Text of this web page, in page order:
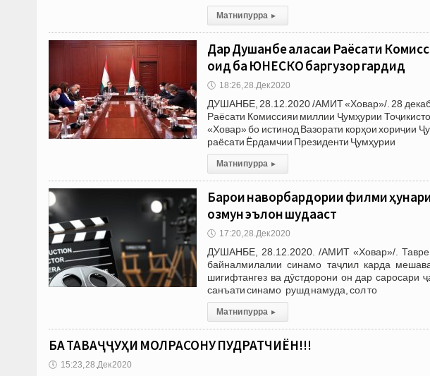
Матни пурра ▸
Дар Душанбе ҷаласаи Раёсати
оид ба ЮНЕСКО баргузор гардид
🕔 18:26, 28.Дек 2020
ДУШАНБЕ, 28.12.2020 /АМИТ «Ховар»/. 28
Раёсати Комиссияи миллии Ҷумҳурии
«Ховар» бо истинод Вазорати корҳои хориҷии
раёсати Ёрдамчии Президенти Ҷумҳурии
Матни пурра ▸
Барои наворбардории филми
озмун эълон шудааст
🕔 17:20, 28.Дек 2020
ДУШАНБЕ, 28.12.2020. /АМИТ «Ховар»/. Тавре
байналмилалии синамо таҷлил карда
шигифтангез ва дӯстдорони он дар саросари
санъати синамо рушд намуда, сол то
Матни пурра ▸
БА ТАВАҶҶУҲИ МОЛРАСОНУ ПУДРАТЧИЁН!!!
🕔 15:23, 28.Дек 2020